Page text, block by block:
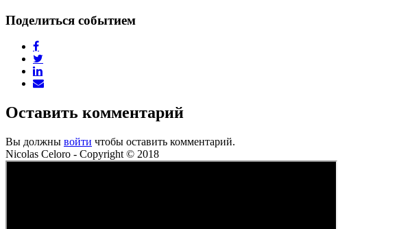
Поделиться событием
Оставить комментарий
Вы должны войти чтобы оставить комментарий.
Nicolas Celoro - Copyright © 2018